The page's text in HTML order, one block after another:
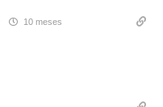
10 meses